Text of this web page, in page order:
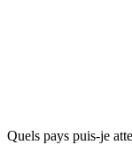
Quels pays puis-je